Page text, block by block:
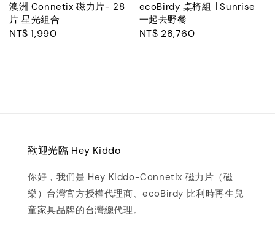
澳洲 Connetix 磁力片- 28
片 星光組合
Regular
NT$ 1,990
ecoBirdy 桌椅組 ∣ Sunrise
一起去野餐
Regular
NT$ 28,760
歡迎光臨 Hey Kiddo
你好，我們是 Hey Kiddo-Connetix 磁力片（磁
樂）台灣官方授權代理商、ecoBirdy 比利時再生兒
童家具品牌的台灣總代理。